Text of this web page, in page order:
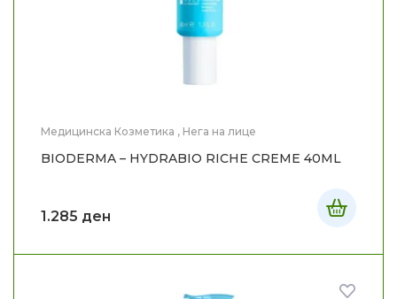
Медицинска Козметика , Нега на лице
BIODERMA – HYDRABIO RICHE CREME 40ML
1.285 ден